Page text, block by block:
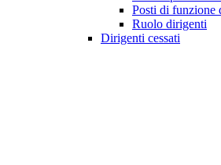
Posti di funzione
Ruolo dirigenti
Dirigenti cessati